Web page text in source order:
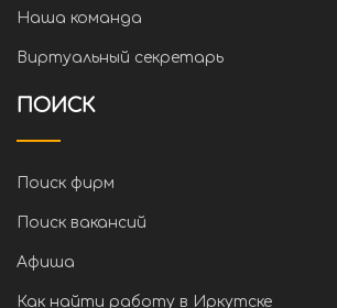
Наша команда
Виртуальный секретарь
ПОИСК
Поиск фирм
Поиск вакансий
Афиша
Как найти работу в Иркутске